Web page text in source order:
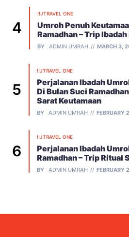
!!JTRAVEL ONE
Umroh Penuh
Ramadhan – Trip
BY ADMIN UMRAH MARCH 3,
!!JTRAVEL ONE
Perjalanan Ibadah
Di Bulan Suci
Sarat Keutamaan
BY ADMIN UMRAH FEBRUARY
!!JTRAVEL ONE
Perjalanan Ibadah
Ramadhan – Trip Ritual
BY ADMIN UMRAH FEBRUARY